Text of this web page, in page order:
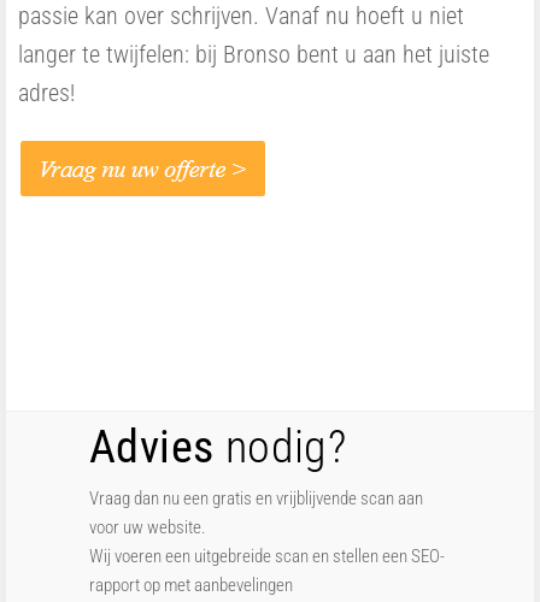
passie kan over schrijven. Vanaf nu hoeft u niet
langer te twijfelen: bij Bronso bent u aan het juiste
adres!
Advies nodig?
Vraag dan nu een gratis en vrijblijvende scan aan
voor uw website.
Wij voeren een uitgebreide scan en stellen een SEO-
rapport op met aanbevelingen